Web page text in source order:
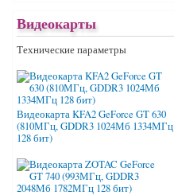
Видеокарты
Технические параметры
Видеокарта KFA2 GeForce GT 630
(810МГц, GDDR3 1024Мб 1334МГц
128 бит)